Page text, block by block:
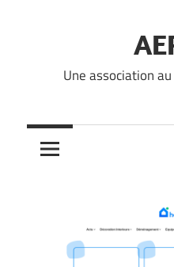
Une association